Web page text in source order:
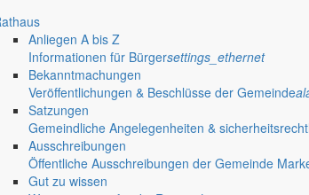
Anliegen A bis Z
Informationen für Bürgersettings_ethernet
Bekanntmachungen
Veröffentlichungen & Beschlüsse der Gemeinde
Satzungen
Gemeindliche Angelegenheiten &
Ausschreibungen
Öffentliche Ausschreibungen der Gemeinde
Gut zu wissen
“uff de Gemeende”, heute stellt das
ebenso wie die Wiedergabe von
weiter über die Markersdorfer Kirchtürme
“Anliegen von A bis Z” noch aufgenommen werden